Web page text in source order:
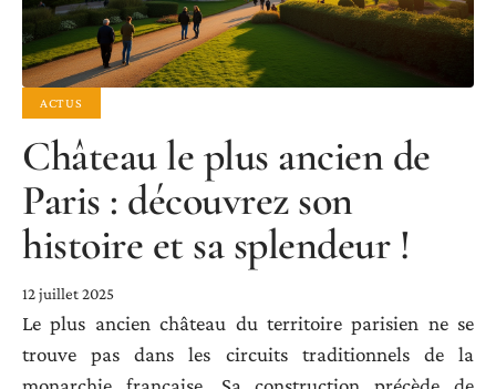
ACTUS
Château le plus ancien de
Paris : découvrez son
histoire et sa splendeur !
12 juillet 2025
Le plus ancien château du territoire parisien ne se
trouve pas dans les circuits traditionnels de la